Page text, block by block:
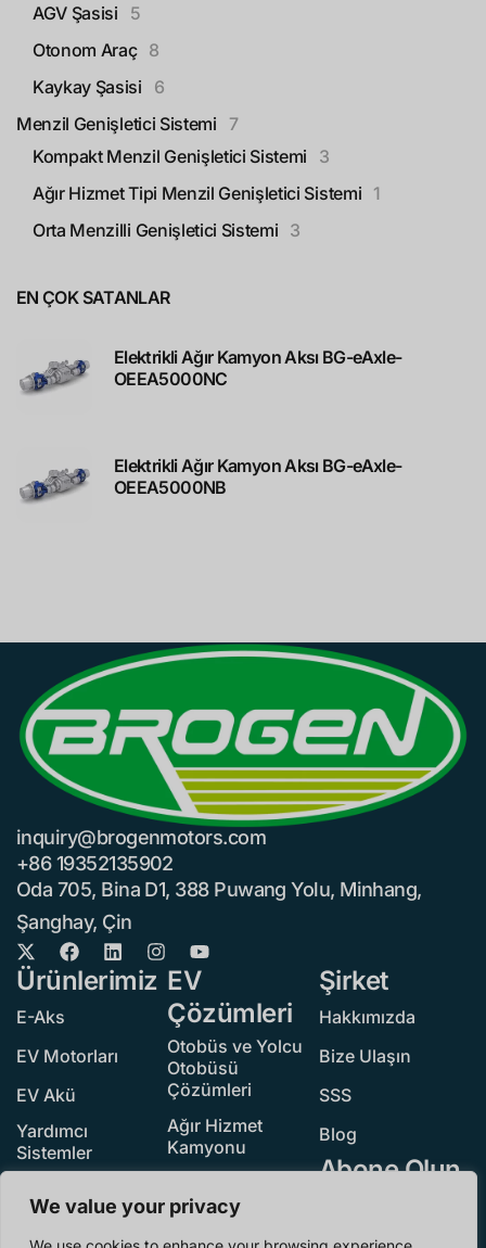
We value your privacy
AGV Şasisi
5
Otonom Araç 8
Kaykay Şasisi
6
Menzil Genişletici Sistemi
7
Kompakt Menzil Genişletici Sistemi
3
Ağır Hizmet Tipi Menzil Genişletici Sistemi 1
Orta Menzilli Genişletici Sistemi 3
EN ÇOK SATANLAR
Elektrikli Ağır Kamyon Aksı BG-eAxle-
OEEA5000NC
Elektrikli Ağır Kamyon Aksı BG-eAxle-
OEEA5000NB
inquiry@brogenmotors.com
+86 19352135902
Oda 705, Bina D1, 388 Puwang Yolu, Minhang,
Şanghay, Çin
Ürünlerimiz
E-Aks
EV Motorları
EV Akü
Yardımcı
Sistemler
EV
Çözümleri
Otobüs ve Yolcu
Otobüsü
Çözümleri
Ağır Hizmet
Kamyonu
Kamyonu
Otoyol Dışı
Şirket
Hakkımızda
Bize Ulaşın
SSS
Blog
Abone Olun